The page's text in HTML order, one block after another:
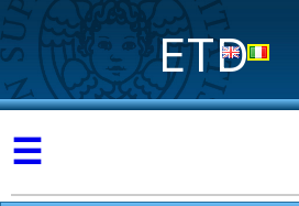
ETD
☰